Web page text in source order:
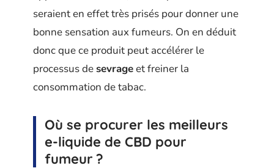
seraient en effet très prisés pour donner une
bonne sensation aux fumeurs. On en déduit
donc que ce produit peut accélérer le
processus desevrageet freiner la
consommation de tabac.
Où se procurer les meilleurs
e-liquide de CBD pour
fumeur ?